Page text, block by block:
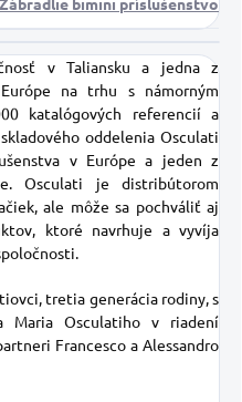
v Taliansku a jedna z
na trhu s námorným
katalógových referencií a
oddelenia Osculati
v Európe a jeden z
Osculati je distribútorom
ale môže sa pochváliť aj
ktoré navrhuje a vyvíja
tretia generácia rodiny, s
Maria Osculatiho v riadení
Francesco a Alessandro